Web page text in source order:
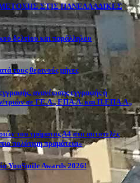
ΣΤΙΣ ΠΑΝΕΛΛΑΔΙΚΕΣ
δελτίου και παράλληλου
τους θερινούς μήνες
ανανέωσης εγγραφής ή
τριών σε ΓΕ.Λ., ΕΠΑ.Λ. και Π.ΕΠΑ.Λ.,
του τμήματος Α4 στο αυτοτελές
πολύτιμη πραμάτεια»
YouSmile Awards 2026!